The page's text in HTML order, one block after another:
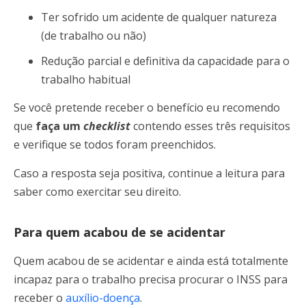
Ter sofrido um acidente de qualquer natureza
(de trabalho ou não)
Redução parcial e definitiva da capacidade para o
trabalho habitual
Se você pretende receber o benefício eu recomendo
que faça um checklistcontendo esses três requisitos
e verifique se todos foram preenchidos.
Caso a resposta seja positiva, continue a leitura para
saber como exercitar seu direito.
Para quem acabou de se acidentar
Quem acabou de se acidentar e ainda está totalmente
incapaz para o trabalho precisa procurar o INSS para
receber o auxílio-doença.